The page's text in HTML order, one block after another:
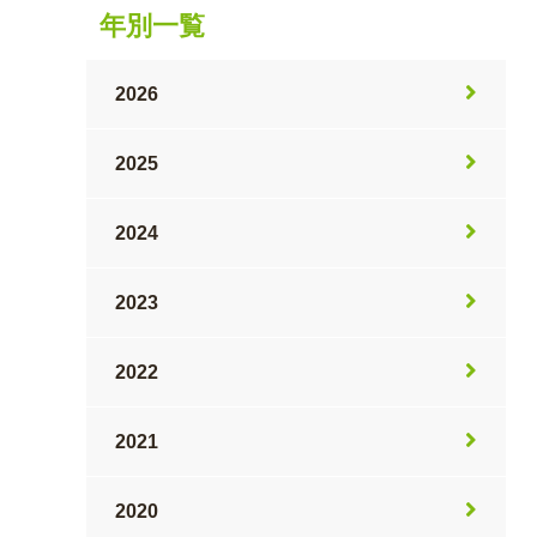
年別一覧
2026
2025
2024
2023
2022
2021
2020